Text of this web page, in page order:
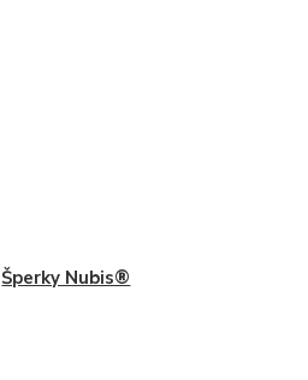
Šperky Nubis®